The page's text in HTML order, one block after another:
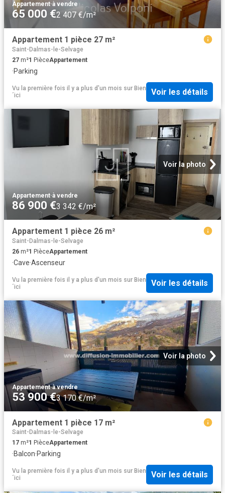
Appartement·à vendre
65 000 €2 407 €/m²
Appartement 1 pièce 27 m²
Saint-Dalmas-le-Selvage
27 m²1 PièceAppartement
·Parking
Vu la première fois il y a plus d'un mois sur Bien
´ici
Voir les détails
Voir la photo
Appartement·à vendre
86 900 €3 342 €/m²
Appartement 1 pièce 26 m²
Saint-Dalmas-le-Selvage
26 m²1 PièceAppartement
·Cave·Ascenseur
Vu la première fois il y a plus d'un mois sur Bien
´ici
Voir les détails
Voir la photo
Appartement·à vendre
53 900 €3 170 €/m²
Appartement 1 pièce 17 m²
Saint-Dalmas-le-Selvage
17 m²1 PièceAppartement
·Balcon·Parking
Vu la première fois il y a plus d'un mois sur Bien
´ici
Voir les détails